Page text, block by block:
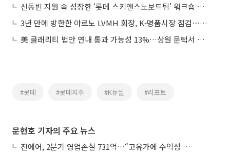
신동빈 지원 속 성장한 ‘롯데 스키앤스노보드팀’ 워크숍 개최
3년 만에 방한한 아르노 LVMH 회장, K-명품시장 점검⋯신동빈 동행(종합)
美 클래리티 법안 연내 통과 가능성 13%…상원 문턱서 제동
#롯데 #롯데지주 #K뉴딜 #리프트
문현호 기자의 주요 뉴스
진에어, 2분기 영업손실 731억…“고유가에 수익성 악화”